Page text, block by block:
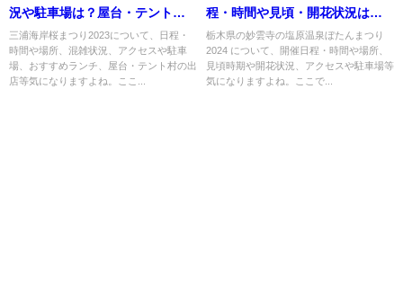
況や駐車場は？屋台・テント村
の出店は？
三浦海岸桜まつり2023について、日程・
時間や場所、混雑状況、アクセスや駐車
場、おすすめランチ、屋台・テント村の出
店等気になりますよね。ここ...
程・時間や見頃・開花状況は？
駐車場やアクセスは？
栃木県の妙雲寺の塩原温泉ぼたんまつり
2024 について、開催日程・時間や場所、
見頃時期や開花状況、アクセスや駐車場等
気になりますよね。ここで...